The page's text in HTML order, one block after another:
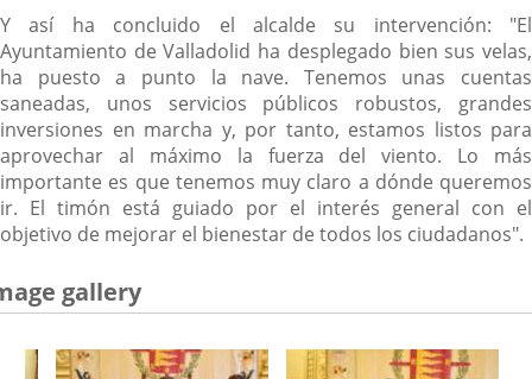
Y así ha concluido el alcalde su intervención: "El
Ayuntamiento de Valladolid ha desplegado bien sus velas,
ha puesto a punto la nave. Tenemos unas cuentas
saneadas, unos servicios públicos robustos, grandes
inversiones en marcha y, por tanto, estamos listos para
aprovechar al máximo la fuerza del viento. Lo más
importante es que tenemos muy claro a dónde queremos
ir. El timón está guiado por el interés general con el
objetivo de mejorar el bienestar de todos los ciudadanos".
gallery